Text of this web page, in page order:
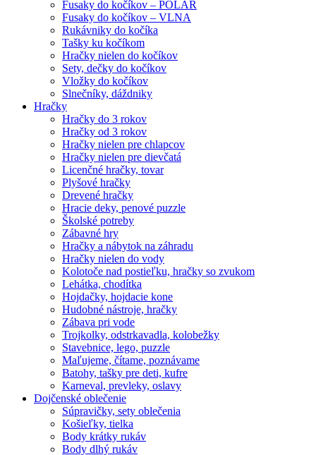
Fusaky do kočíkov – POLAR
Fusaky do kočíkov – VLNA
Rukávniky do kočíka
Tašky ku kočíkom
Hračky nielen do kočíkov
Sety, dečky do kočíkov
Vložky do kočíkov
Slnečníky, dáždniky
Hračky
Hračky do 3 rokov
Hračky od 3 rokov
Hračky nielen pre chlapcov
Hračky nielen pre dievčatá
Licenčné hračky, tovar
Plyšové hračky
Drevené hračky
Hracie deky, penové puzzle
Školské potreby
Zábavné hry
Hračky a nábytok na záhradu
Hračky nielen do vody
Kolotoče nad postieľku, hračky so zvukom
Lehátka, chodítka
Hojdačky, hojdacie kone
Hudobné nástroje, hračky
Zábava pri vode
Trojkolky, odstrkavadla, kolobežky
Stavebnice, lego, puzzle
Maľujeme, čítame, poznávame
Batohy, tašky pre deti, kufre
Karneval, prevleky, oslavy
Dojčenské oblečenie
Súpravičky, sety oblečenia
Košieľky, tielka
Body krátky rukáv
Body dlhý rukáv